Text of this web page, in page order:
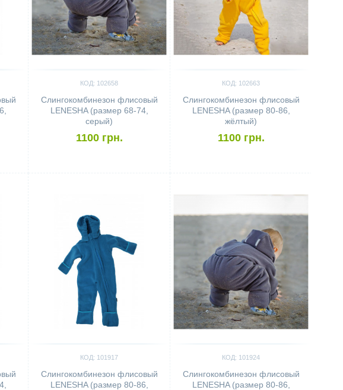
КОД: 102658
Слингокомбинезон флисовый
LENESHA (размер 68-74,
серый)
1100 грн.
КОД: 102663
Слингокомбинезон флисовый
LENESHA (размер 80-86,
жёлтый)
1100 грн.
КОД: 101917
Слингокомбинезон флисовый
LENESHA (размер 80-86,
КОД: 101924
Слингокомбинезон флисовый
LENESHA (размер 80-86,